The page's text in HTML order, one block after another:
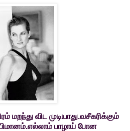
விட முடியாது.வசீகரிக்கும்
பாழாய் போன